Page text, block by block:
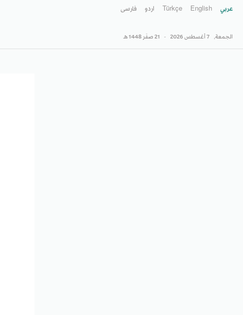
عربي English
Türkçe اردو فارسى
الجمعة, 7 أغسطس 2026 - 21 صفَر 1448 هـ